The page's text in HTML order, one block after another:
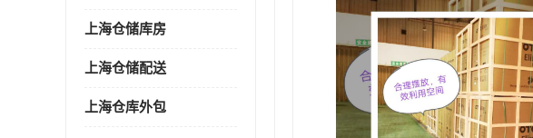
上海仓储库房
上海仓储配送
上海仓库外包